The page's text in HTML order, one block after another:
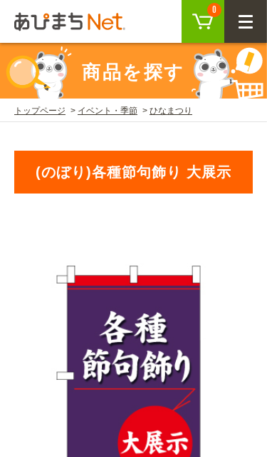
0
CLOSE
ログイン
会員登録
商品を探す
SEARCH
注目キーワード
韓国グルメ 駐車場
CATEGORY
住まい・暮らし
地域・観光
ご利用ガイド トップ
取り扱い商品一覧
既製デザイン商品注文方法
オリジナルオーダー注文方法
初めての方へ
BEGINNER'S GUIDE
初めての方へ トップ
商品を探す
トップページ イベント・季節 ひなまつり
(のぼり)各種節句飾り 大展示